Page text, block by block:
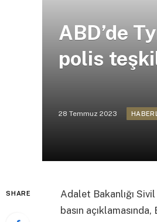
ABD’de
polis
28 Temmuz 2023
SHARE
Adalet Bakanlığı
basın